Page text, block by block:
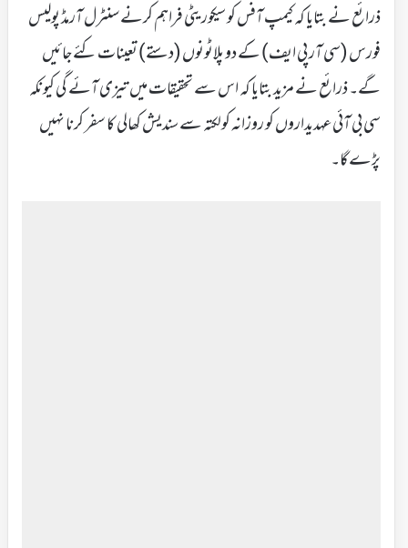
ذرائع نے بتایا کہ کیمپ آفس کو سیکوریٹی فراہم کرنے سنٹرل آرمڈ پولیس
فورس (سی آر پی ایف) کے دو پلاٹونوں (دستے) تعینات کئے جائیں
گے۔ ذرائع نے مزید بتایا کہ اس سے تحقیقات میں تیزی آئے گی کیونکہ
سی بی آئی عہدیداروں کو روزانہ کولکتہ سے سندیش کھالی کا سفر کرنا نہیں
پڑے گا۔